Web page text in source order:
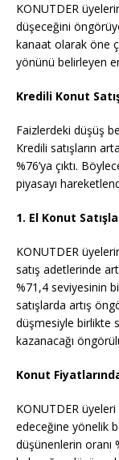
KONUTDER
düşeceğini
kanaat olarak öne
yönünü belirleyen
Kredili Konut
Faizlerdeki düşüş
Kredili satışların
%76’ya çıktı.
piyasayı
1. El Konut
KONUTDER
satış adetlerinde
%71,4 seviyesinin
satışlarda artış
düşmesiyle birlikte
kazanacağı
Konut
KONUTDER
edeceğine yönelik
düşünenlerin oranı